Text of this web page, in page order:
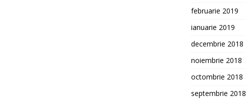
februarie 2019
ianuarie 2019
decembrie 2018
noiembrie 2018
octombrie 2018
septembrie 2018